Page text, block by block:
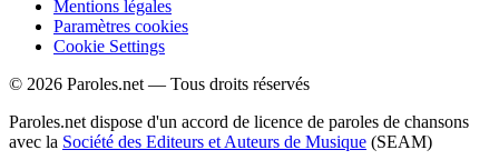
Mentions légales
Paramètres cookies
Cookie Settings
© 2026 Paroles.net — Tous droits réservés
Paroles.net dispose d'un accord de licence de paroles de chansons
avec la Société des Editeurs et Auteurs de Musique (SEAM)